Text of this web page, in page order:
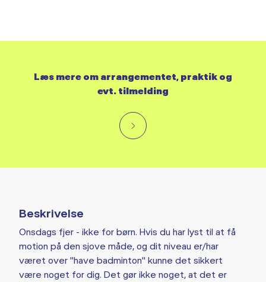
Beskrivelse
Onsdags fjer - ikke for børn. Hvis du har lyst til at få
motion på den sjove måde, og dit niveau er/har
været over "have badminton" kunne det sikkert
være noget for dig. Det gør ikke noget, at det er
Læs mere om arrangementet, praktik og
evt. tilmelding